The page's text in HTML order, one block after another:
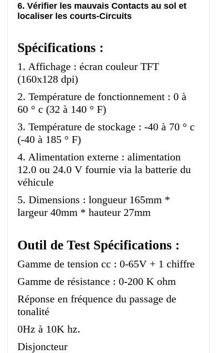
6. Vérifier les mauvais Contacts au sol et
localiser les courts-Circuits
Spécifications :
1. Affichage : écran couleur TFT
(160x128 dpi)
2. Température de fonctionnement : 0 à
60 ° c (32 à 140 ° F)
3. Température de stockage : -40 à 70 ° c
(-40 à 185 ° F)
4. Alimentation externe : alimentation
12.0 ou 24.0 V fournie via la batterie du
véhicule
5. Dimensions : longueur 165mm *
largeur 40mm * hauteur 27mm
Outil de Test Spécifications :
Gamme de tension cc : 0-65V + 1 chiffre
Gamme de résistance : 0-200 K ohm
Réponse en fréquence du passage de
tonalité
0Hz à 10K hz.
Disjoncteur